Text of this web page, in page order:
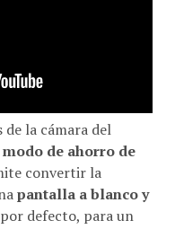
la cámara del
modo de ahorro de
convertir la
pantalla a blanco y
defecto, para un